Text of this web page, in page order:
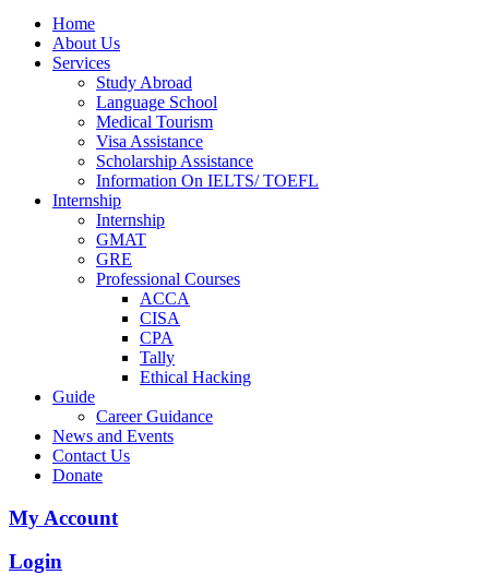
Home
About Us
Services
Study Abroad
Language School
Medical Tourism
Visa Assistance
Scholarship Assistance
Information On IELTS/ TOEFL
Internship
Internship
GMAT
GRE
Professional Courses
ACCA
CISA
CPA
Tally
Ethical Hacking
Guide
Career Guidance
News and Events
Contact Us
Donate
My Account
Login